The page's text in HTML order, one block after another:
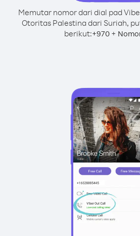
Memutar nomor dari dial pad
Otoritas Palestina dari Suriah,
berikut:+970 +